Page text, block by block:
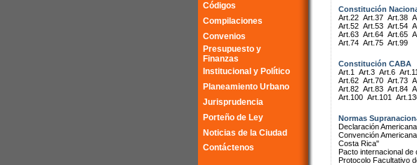
Códigos
Compilaciones
Convenios
Presupuesto y
Finanzas
Institucional y Político
Planeamiento Urbano
Jurisprudencia
Porteño de Ley
Noticias de la Ciudad
Contáctenos
Constitución
Art.22 Art.37 Art.38
Art.52 Art.53 Art.54
Art.63 Art.64 Art.65
Art.74 Art.75 Art.99
Constitución CABA
Art.1
Art.3 Art.6 Art.11
Art.62 Art.70 Art.73
Art.82 Art.83 Art.84
Art.100 Art.101
Normas
Declaración
Convención
Costa Rica"
Pacto internacional
Protocolo Facultativo